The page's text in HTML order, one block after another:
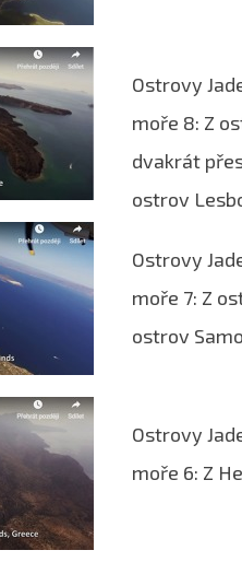
Ostrovy
moře 8: Z
dvakrát
ostrov
Ostrovy
moře 7: Z
ostrov
Ostrovy
moře 6: Z